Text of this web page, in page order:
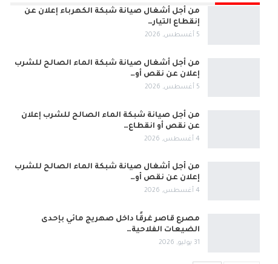
من أجل أشغال صيانة شبكة الكهرباء إعلان عن
إنقطاع التيار…
5 أغسطس, 2026
من أجل أشغال صيانة شبكة الماء الصالح للشرب
إعلان عن نقص أو…
5 أغسطس, 2026
من أجل صيانة شبكة الماء الصالح للشرب إعلان
عن نقص أو انقطاع…
4 أغسطس, 2026
من أجل أشغال صيانة شبكة الماء الصالح للشرب
إعلان عن نقص أو…
4 أغسطس, 2026
مصرع قاصر غرقًا داخل صهريج مائي بإحدى
الضيعات الفلاحية…
31 يوليو, 2026